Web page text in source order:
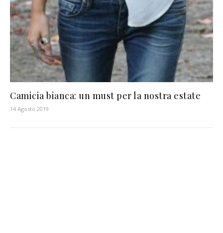
Camicia bianca: un must per la nostra estate
14 Agosto 2019